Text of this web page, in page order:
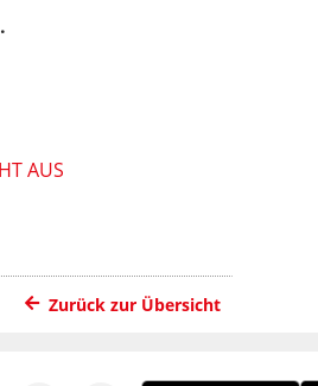
AUS
Zurück zur Übersicht